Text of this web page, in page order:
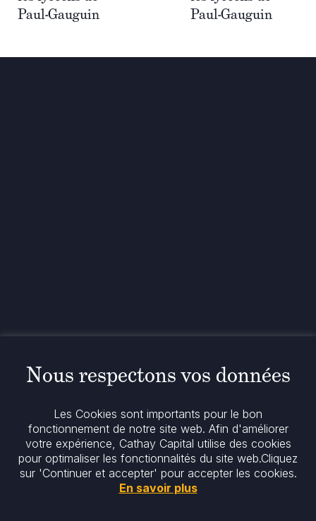
Paul-Gauguin
Paul-Gauguin
Notices réglementaires
Notre politique ESG
Restez informés
Nous respectons vos données
Les Cookies sont importants pour le bon
fonctionnement de notre site web. Afin d'améliorer
votre expérience, Cathay Capital utilise des cookies
pour optimaliser les fonctionnalités du site web.Cliquez
sur 'Continuer et accepter' pour accepter les cookies.
En savoir plus